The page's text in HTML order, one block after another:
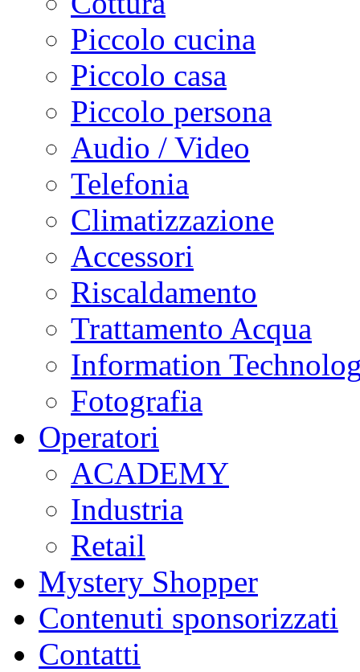
Piccolo cucina
Piccolo casa
Piccolo persona
Audio / Video
Telefonia
Climatizzazione
Accessori
Riscaldamento
Trattamento Acqua
Information
Fotografia
Operatori
ACADEMY
Industria
Retail
Mystery Shopper
Contenuti sponsorizzati
Contatti